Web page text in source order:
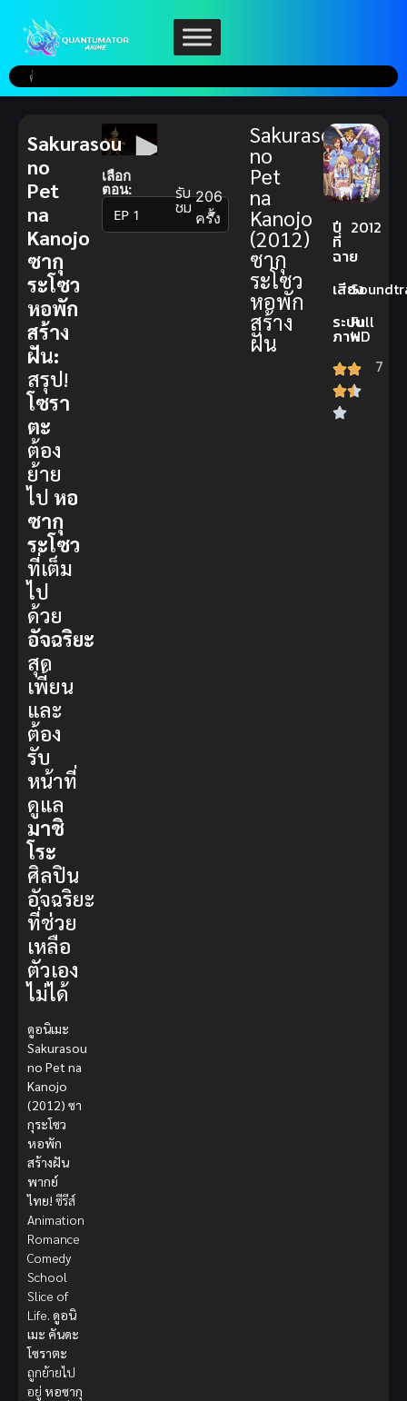
เลือก
ตอน:
▼
รับ
ชม 206
ครั้ง
Sakurasou
no
Pet
na
Kanojo
(2012)
ซากุ
ระโซว
หอพัก
สร้าง
ฝัน
ปี
ที่
ฉาย
2012
เสียง
ระบบ
ภาพ
Full
HD
7
Sakurasou
no
Pet
na
Kanojo
ซากุ
ระโซว
หอพัก
สร้าง
ฝัน:
สรุป!
โซรา
ตะ
ต้อง
ย้าย
ไป หอ
ซากุ
ระโซว
ที่เต็ม
ไป
ด้วย
อัจฉริยะ
สุด
เพี้ยน
และ
ต้อง
รับ
หน้าที่
ดูแล
มาชิ
โระ
ศิลปิน
อัจฉริยะ
ที่ช่วย
เหลือ
ตัวเอง
ไม่ได้
ดูอนิเมะ
Sakurasou
no Pet na
Kanojo
(2012) ซา
กุระโซว
หอพัก
สร้างฝัน
พากย์
ไทย! ซีรีส์
Animation
Romance
Comedy
School
Slice of
Life. ดูอนิ
เมะ คันดะ
โซราตะ
ถูกย้ายไป
อยู่ หอซากุ